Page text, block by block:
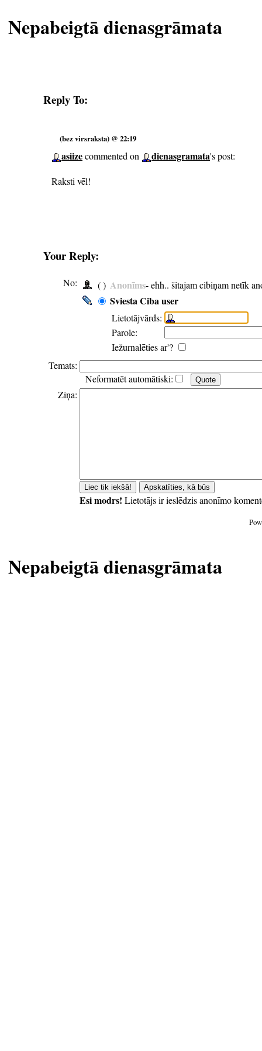
Nepabeigtā dienasgrāmata
Reply To:
(bez virsraksta) @ 22:19
asiizecommented on dienasgramata's post:
Raksti vēl!
Your Reply:
No: ( ) Anonīms- ehh.. šitajam cibiņam netīk
Sviesta Ciba user
Lietotājvārds:
Parole:
Iežurnalēties ar'?
Temats:
Neformatēt automātiski:
Ziņa:
Esi modrs! Lietotājs ir ieslēdzis anonīmo
Nepabeigtā dienasgrāmata